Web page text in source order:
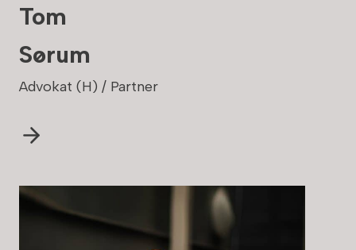
Tom
Sørum
Advokat (H) / Partner